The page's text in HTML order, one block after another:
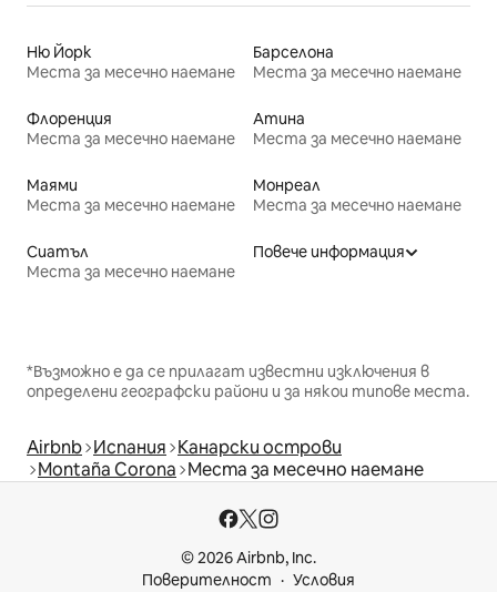
Ню Йорк
Места за месечно наемане
Барселона
Места за месечно наемане
Флоренция
Места за месечно наемане
Атина
Места за месечно наемане
Маями
Места за месечно наемане
Монреал
Места за месечно наемане
Сиатъл
Места за месечно наемане
Повече информация
*Възможно е да се прилагат известни изключения в
определени географски райони и за някои типове места.
Airbnb Испания Канарски острови
Montaña Corona Места за месечно наемане
© 2026 Airbnb, Inc.
Поверителност
Условия